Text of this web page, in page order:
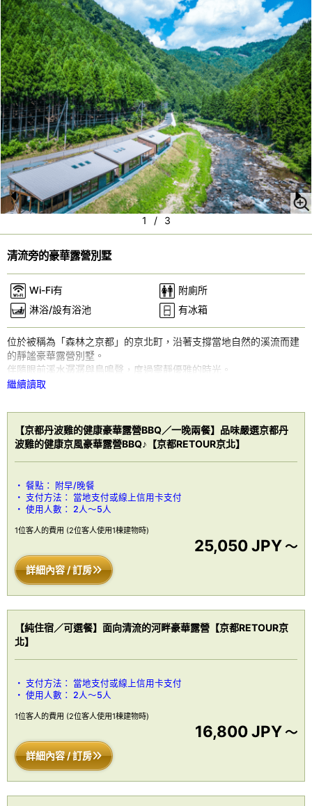
Pr
e
vi
o
u
s
N
e
1 / 3
清流旁的豪華露營別墅
Wi-Fi有
附廁所
淋浴/設有浴池
有冰箱
位於被稱為「森林之京都」的京北町，沿著支撐當地自然的溪流而建
的靜謐豪華露營別墅。
伴隨眼前溪水潺潺與鳥鳴聲，度過寧靜優雅的時光。
※可加購設置帳篷桑拿的選項。
爐、微波爐、餐具、碗碟、杯、刀、砧板、夾子、廚房剪刀
【便利設施】毛巾類、洗髮水、護髮素、沐浴露、風筒、牙刷、浴室
用品
繼續讀取
【京都丹波雞的健康豪華露營BBQ／一晚兩餐】品味嚴選京都丹
波雞的健康京風豪華露營BBQ♪【京都RETOUR京北】
餐點：
附早/晚餐
支付方法：
當地支付或線上信用卡支付
使用人數：
2人～5人
1位客人的費用 (2位客人使用1棟建物時)
25,050 JPY～
詳細內容 / 訂房
【純住宿／可選餐】面向清流的河畔豪華露營【京都RETOUR京
北】
支付方法：
當地支付或線上信用卡支付
使用人數：
2人～5人
1位客人的費用 (2位客人使用1棟建物時)
16,800 JPY～
詳細內容 / 訂房